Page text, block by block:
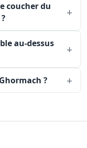
coucher du
au-dessus
?